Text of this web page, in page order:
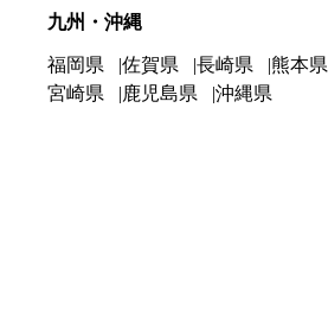
九州・沖縄
福岡県 佐賀県 長崎県 熊本県
宮崎県
鹿児島県 沖縄県